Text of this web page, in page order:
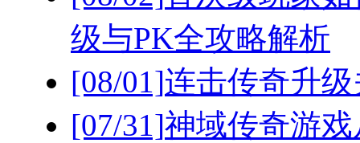
级与PK全攻略解析
[08/01]连击传奇升
[07/31]神域传奇游